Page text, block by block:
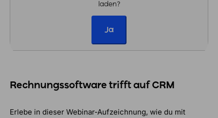
laden?
Ja
Rechnungssoftware trifft auf CRM
Erlebe in dieser Webinar-Aufzeichnung, wie du mit